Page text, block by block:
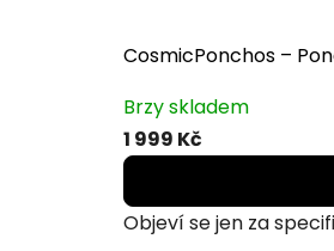
CosmicPonchos –
hodnocení
produktu
5,0
Brzy skladem
1 999 Kč
Objeví se jen za